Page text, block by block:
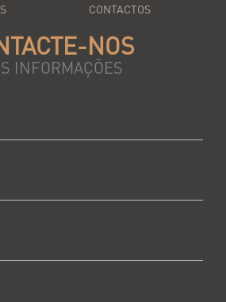
CONTACTOS
NOS
INFORMAÇÕES